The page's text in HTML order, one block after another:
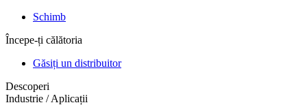
Schimb
Începe-ți călătoria
Găsiți un distribuitor
Descoperi
Industrie / Aplicații